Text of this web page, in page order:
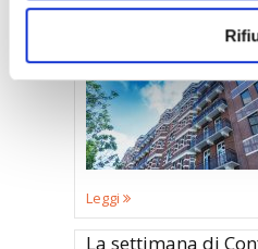
Lesione del decoro
Leggi
La settimana di